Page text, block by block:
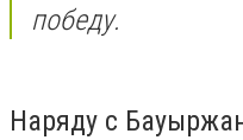
победу.
Наряду с